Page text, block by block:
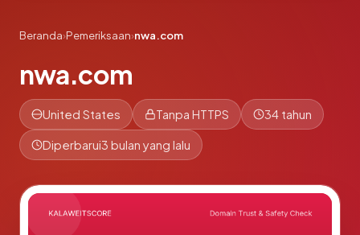
Beranda›Pemeriksaan›nwa.com
nwa.com
United States Tanpa HTTPS 34 tahun
Diperbarui3 bulan yang lalu